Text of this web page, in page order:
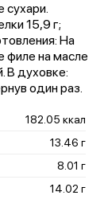
сухари.
15,9 г;
На
на масле
В духовке:
один раз.
182.05 ккал
13.46 г
8.01 г
14.02 г